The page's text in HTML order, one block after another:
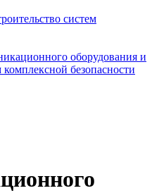
систем
оборудования и
безопасности